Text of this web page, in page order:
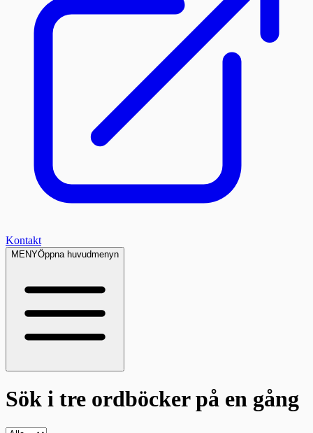
Kontakt
MENYÖppna huvudmenyn
Sök i tre ordböckerpå en gång